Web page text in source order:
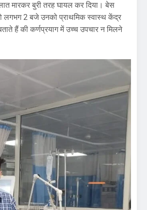
मारकर बुरी तरह घायल कर दिया। बेस
लगभग 2 बजे उनको प्राथमिक स्वास्थ केंद्र
हैं की कर्णप्रयाग में उच्च उपचार न मिलने